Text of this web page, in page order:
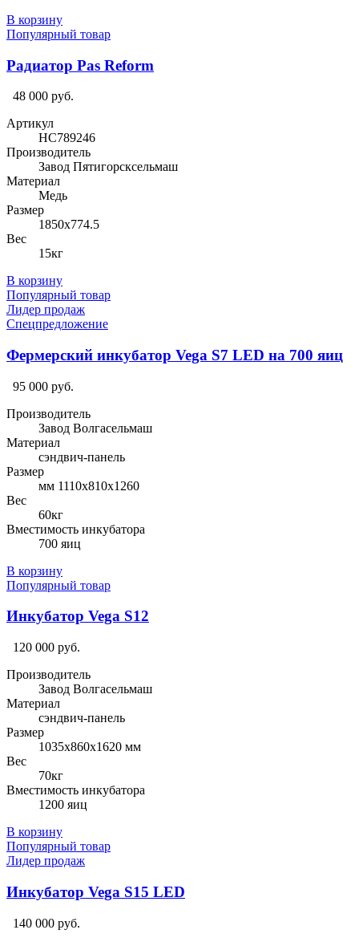
В корзину
Популярный товар
Радиатор Pas Reform
48 000 руб.
Артикул
HC789246
Производитель
Завод Пятигорсксельмаш
Материал
Медь
Размер
1850х774.5
Вес
15кг
В корзину
Популярный товар
Лидер продаж
Спецпредложение
Фермерский инкубатор Vega S7 LED на 700 яиц
95 000 руб.
Производитель
Завод Волгасельмаш
Материал
сэндвич-панель
Размер
мм 1110х810х1260
Вес
60кг
Вместимость инкубатора
700 яиц
В корзину
Популярный товар
Инкубатор Vega S12
120 000 руб.
Производитель
Завод Волгасельмаш
Материал
сэндвич-панель
Размер
1035х860х1620 мм
Вес
70кг
Вместимость инкубатора
1200 яиц
В корзину
Популярный товар
Лидер продаж
Инкубатор Vega S15 LED
140 000 руб.